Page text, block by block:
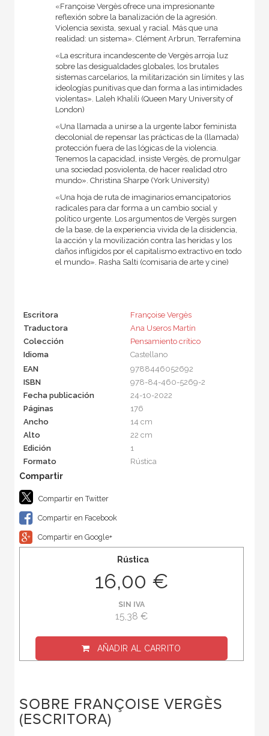
«Françoise Vergès ofrece una impresionante
reflexión sobre la banalización de la agresión.
Violencia sexista, sexual y racial. Más que una
realidad: un sistema». Clément Arbrun, Terrafemina
«La escritura incandescente de Vergès arroja luz
sobre las desigualdades globales, los brutales
sistemas carcelarios, la militarización sin límites y las
ideologías punitivas que dan forma a las intimidades
violentas». Laleh Khalili (Queen Mary University of
London)
«Una llamada a unirse a la urgente labor feminista
decolonial de repensar las prácticas de la (llamada)
protección fuera de las lógicas de la violencia.
Tenemos la capacidad, insiste Vergès, de promulgar
una sociedad posviolenta, de hacer realidad otro
mundo». Christina Sharpe (York University)
«Una hoja de ruta de imaginarios emancipatorios
radicales para dar forma a un cambio social y
político urgente. Los argumentos de Vergès surgen
de la base, de la experiencia vivida de la disidencia,
la acción y la movilización contra las heridas y los
daños infligidos por el capitalismo extractivo en todo
el mundo». Rasha Salti (comisaria de arte y cine)
Escritora
Françoise Vergès
Traductora
Ana Useros Martín
Colección
Pensamiento crítico
Idioma
Castellano
EAN
9788446052692
ISBN
978-84-460-5269-2
Fecha publicación
24-10-2022
Páginas
176
Ancho
14 cm
Alto
22 cm
Edición
1
Formato
Rústica
Compartir en Twitter
Compartir en Facebook
Compartir en Google+
Rústica
16,00 €
SIN IVA
15,38 €
AÑADIR AL CARRITO
SOBRE FRANÇOISE VERGÈS
(ESCRITORA)